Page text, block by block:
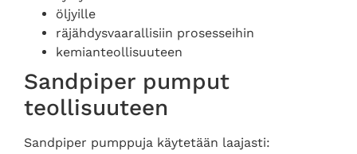
öljyille
räjähdysvaarallisiin prosesseihin
kemianteollisuuteen
Sandpiper pumput
teollisuuteen
Sandpiper pumppuja käytetään laajasti: